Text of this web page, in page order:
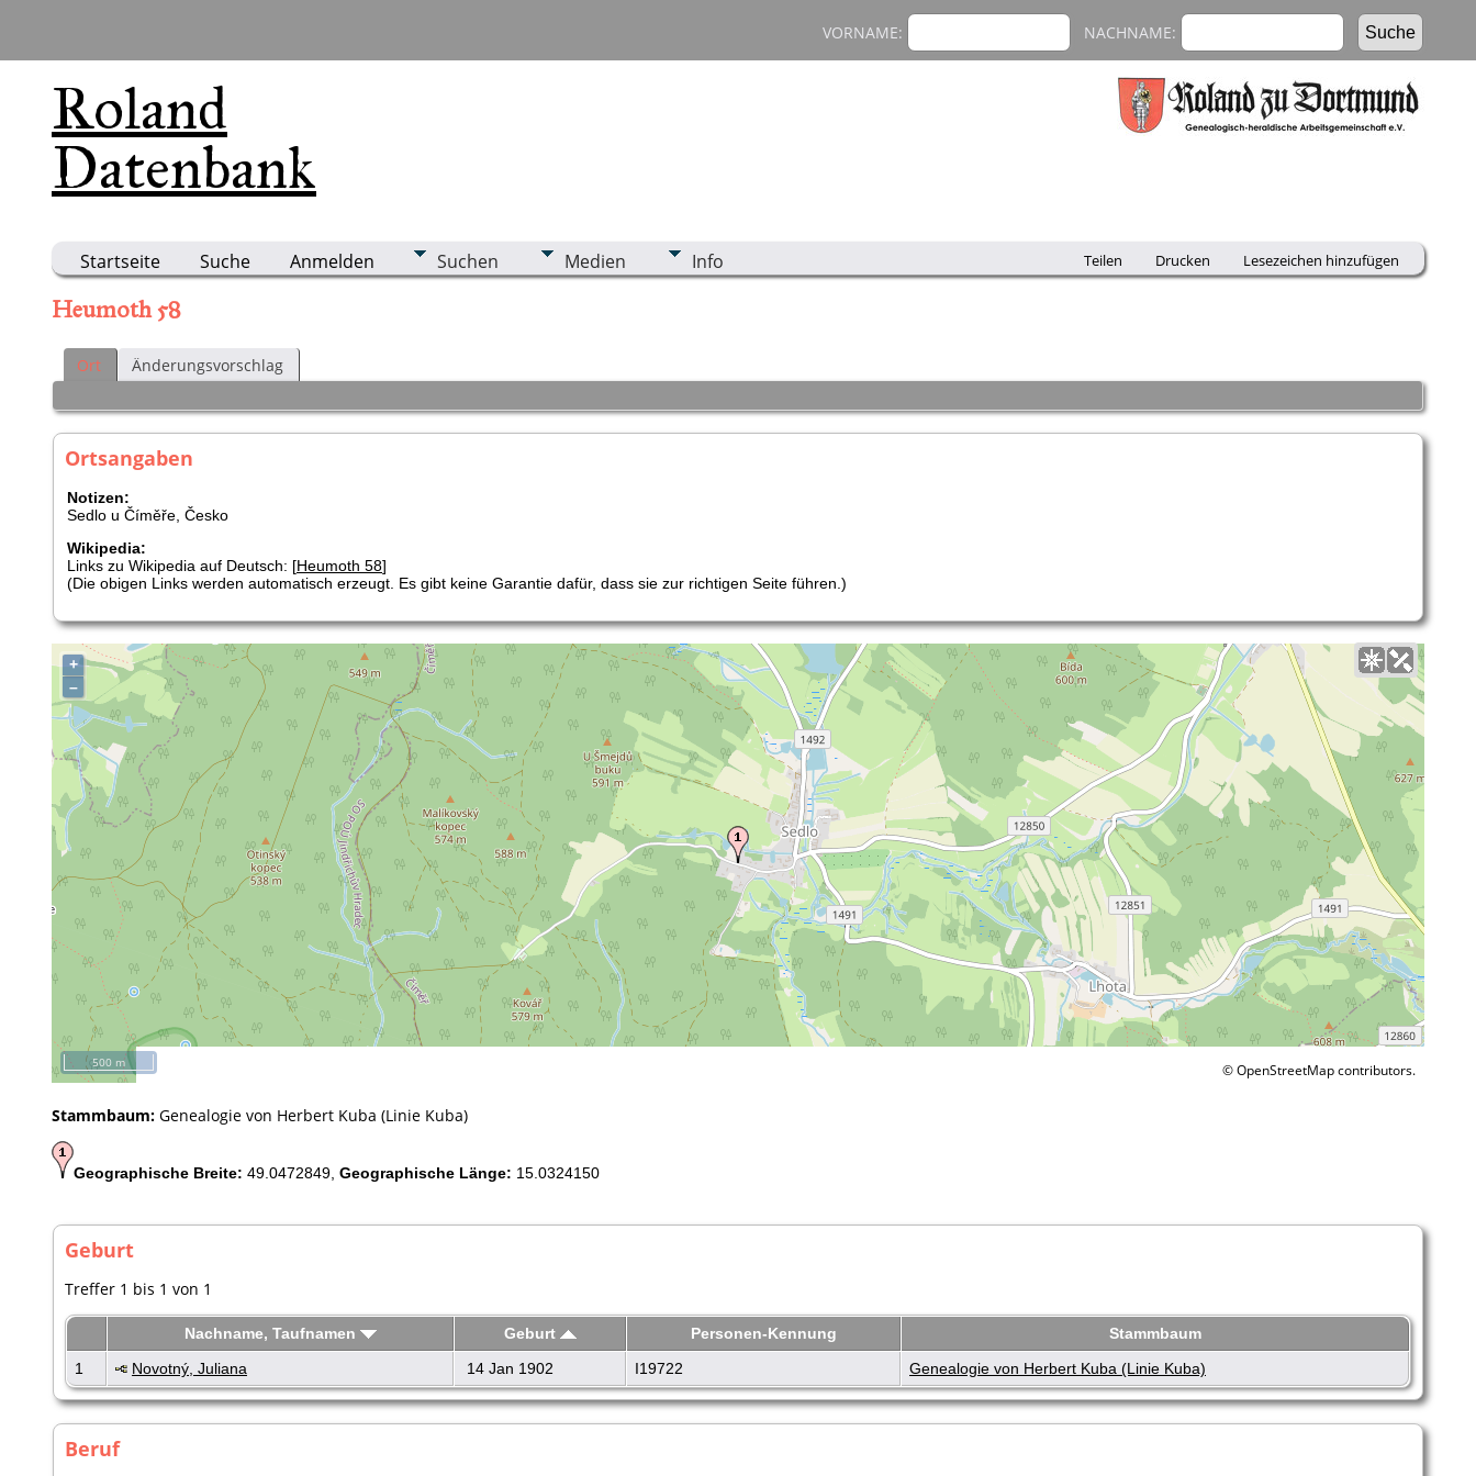
Roland
Datenbank
VORNAME: NACHNAME:
Startseite Suche Anmelden Suchen Medien Info Teilen Drucken Lesezeichen hinzufügen
Heumoth 58
Ort Änderungsvorschlag
Ortsangaben
Notizen:
Sedlo u Číměře, Česko
Wikipedia:
Links zu Wikipedia auf Deutsch: [Heumoth 58]
(Die obigen Links werden automatisch erzeugt. Es gibt keine Garantie dafür, dass sie zur richtigen Seite führen.)
+
–
©OpenStreetMapcontributors.
500 m
Stammbaum: Genealogie von Herbert Kuba (Linie Kuba)
Geographische Breite: 49.0472849, Geographische Länge: 15.0324150
Geburt
Treffer 1 bis 1 von 1
Nachname, Taufnamen Geburt Personen-Kennung
Stammbaum
1
Novotný, Juliana 14 Jan 1902 I19722 Genealogie von Herbert Kuba (Linie Kuba)
Beruf